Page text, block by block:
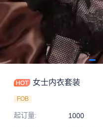
女士内衣套装
FOB
起订量:
1000